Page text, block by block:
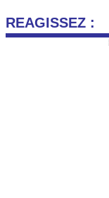
REAGISSEZ :